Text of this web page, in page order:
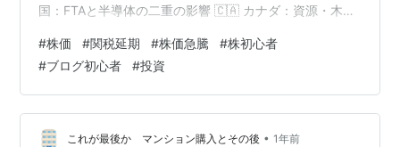
国：FTAと半導体の二重の影響 🇨🇦 カナダ：資源・木材
への波及に注視 他の重要国 🌏 東南アジア：製造移転先
としての地位が上昇中 🇲🇽 メキシコ：地理的優位と
USMCAで強み発揮 🇷🇺 ロシア：地政学リスクとしての
存在感 投資家が見るべきポイント まとめ：90日後の“再
交渉”に備えましょう 2025年4月10日、アメリ…
#株価 #関税延期 #株価急騰 #株初心者
#ブログ初心者 #投資
これが最後か マンション購入とその後 • 1年前